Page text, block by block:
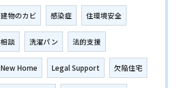
建物のカビ 感染症 住環境安全
相談 洗濯パン 法的支援
New Home Legal Support 欠陥住宅